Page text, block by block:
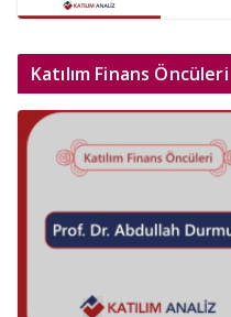
Katılım Finans Öncüleri